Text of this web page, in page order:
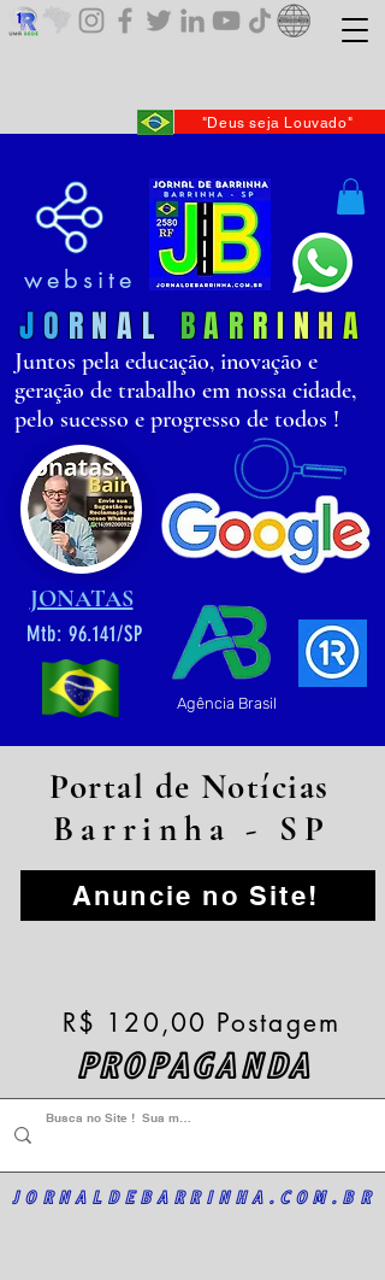
"Deus seja Louvado"
website
JO RNAL BARRI NHA
Juntos pela educação, inovação e
geração de trabalho em nossa cidade,
pelo sucesso e progresso de todos !
JONATAS
Mtb: 96.141/SP
Agência Brasil
Anuncie no Site!
PROPAGANDA
R$ 120,00 Postagem
JORNALDEBARRINHA.COM.BR
Barrinha - SP
Portal de Notícias